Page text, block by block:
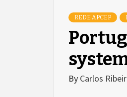
REDE APCEP
By Carlos